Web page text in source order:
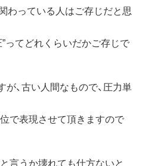
わっている人はご存じだと思
”ってどれくらいだかご存じで
、古い人間なもので、圧力単
表現させて頂きますので
言うか壊れても仕方ないと